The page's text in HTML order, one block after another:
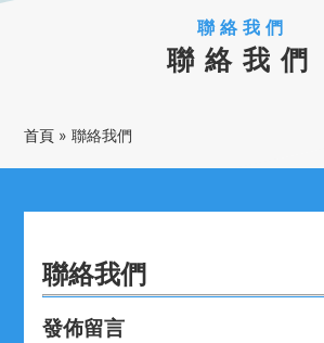
聯絡我們
聯絡我們
首頁 »聯絡我們
聯絡我們
發佈留言